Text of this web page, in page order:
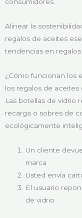
Alinear la
regalos de aceites
tendencias en regalos
¿Cómo funcionan los
los regalos de aceites
Las botellas de vidrio
recarga o sobres de
ecológicamente
Un cliente
marca
Usted envía
El usuario
de vidrio